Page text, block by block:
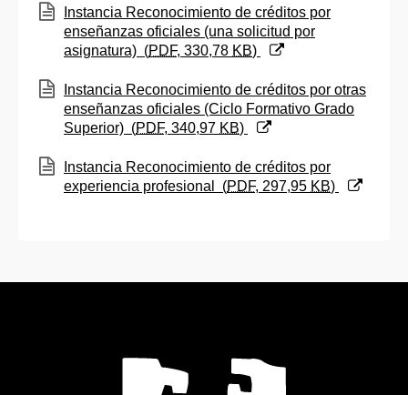
(Abre una nueva ventana)
Instancia Reconocimiento de créditos por
enseñanzas oficiales (una solicitud por
asignatura) (PDF, 330,78 KB)
(Abre una nueva ventana)
Instancia Reconocimiento de créditos por otras
enseñanzas oficiales (Ciclo Formativo Grado
Superior) (PDF, 340,97 KB)
(Abre una nueva ventana)
Instancia Reconocimiento de créditos por
experiencia profesional
(PDF, 297,95 KB)